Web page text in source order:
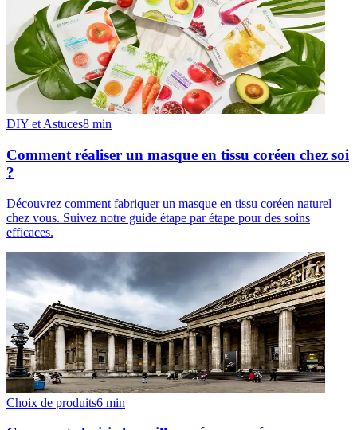
DIY et Astuces8 min
Comment réaliser un masque en tissu coréen chez soi
?
Découvrez comment fabriquer un masque en tissu coréen naturel
chez vous. Suivez notre guide étape par étape pour des soins
efficaces.
Choix de produits6 min